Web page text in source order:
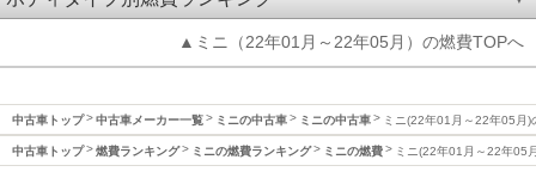
▲ミニ（22年01月～22年05月）の燃費TOPへ
中古車トップ 中古車メーカー一覧 ミニの中古車 ミニの中古車 ミニ(22年01月～22年05月)
中古車トップ 燃費ランキング ミニの燃費ランキング ミニの燃費 ミニ(22年01月～22年05